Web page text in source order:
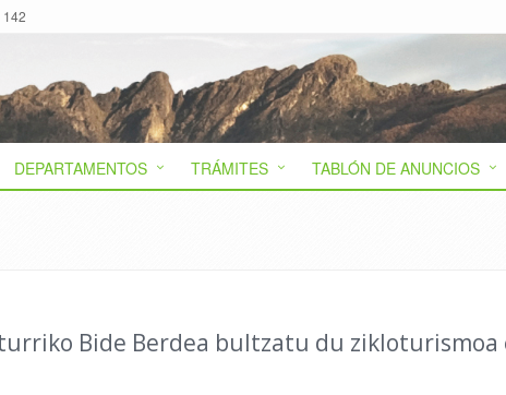
142
DEPARTAMENTOS TRÁMITES TABLÓN DE ANUNCIOS
Bide Berdea bultzatu du